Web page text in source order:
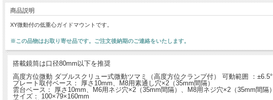
商品説明
XY微動付の低重心ガイドマウントです。
※この品物はお取り寄せ品です。ご注文後納期のご連絡をいたします。
搭載鏡筒は口径80mm以下を推奨
高度方位微動 ダブルスクリュー式微動ツマミ（高度方位クランプ付） 可動範囲 ：±6.5°
プレート取付ベース： 厚さ10mm、M8用素通し穴×2（35mm間隔）
雲台ベース： 厚さ10mm、M6用ネジ穴×2（35mm間隔）、M8用ネジ穴×2（35mm間隔）
サイズ： 100×79×160mm